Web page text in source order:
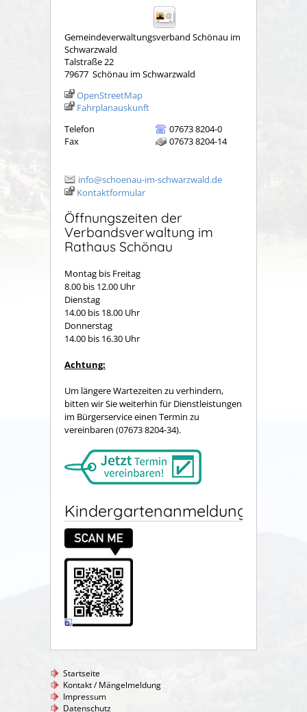
Gemeindeverwaltungsverband Schönau im
Schwarzwald
Talstraße 22
79677 Schönau im Schwarzwald
OpenStreetMap
Fahrplanauskunft
Telefon
07673 8204-0
Fax
07673 8204-14
info@schoenau-im-schwarzwald.de
Kontaktformular
Öffnungszeiten der
Verbandsverwaltung im
Rathaus Schönau
Montag bis Freitag
8.00 bis 12.00 Uhr
Dienstag
14.00 bis 18.00 Uhr
Donnerstag
14.00 bis 16.30 Uhr
Achtung:
Um längere Wartezeiten zu verhindern,
bitten wir Sie weiterhin für Dienstleistungen
im Bürgerservice einen Termin zu
vereinbaren (07673 8204-34).
Kindergartenanmeldung
Startseite
Kontakt / Mängelmeldung
Impressum
Datenschutz